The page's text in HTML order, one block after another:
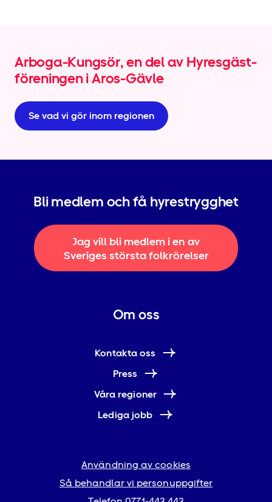
Arboga-Kungsör, en del av Hyresgäst­
föreningen i Aros-Gävle
Se vad vi gör inom regionen
Bli medlem och få hyrestrygghet
Jag vill bli medlem i en av
Sveriges största folkrörelser
Om oss
Kontakta oss
Press
Våra regioner
Lediga jobb
Användning av cookies
Så behandlar vi personuppgifter